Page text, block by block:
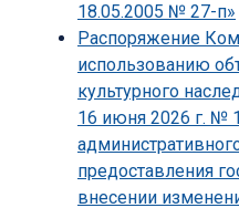
18.05.2005 № 27-п»
Распоряжение
использованию
культурного
16 июня 2026 г. №
предоставления
внесении